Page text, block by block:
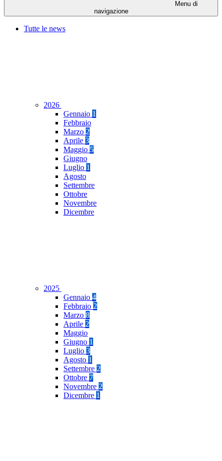
Menu di
navigazione
Tutte le news
2026
Gennaio 1
Febbraio
Marzo 2
Aprile 3
Maggio 5
Giugno
Luglio 1
Agosto
Settembre
Ottobre
Novembre
Dicembre
2025
Gennaio 4
Febbraio 2
Marzo 8
Aprile 2
Maggio
Giugno 1
Luglio 3
Agosto 1
Settembre 2
Ottobre 7
Novembre 2
Dicembre 1